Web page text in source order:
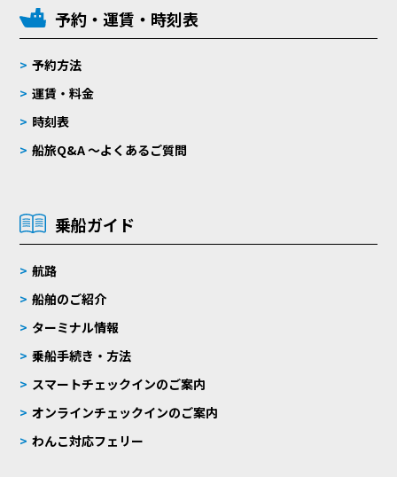
予約・運賃・時刻表
予約方法
運賃・料金
時刻表
船旅Q&A 〜よくあるご質問
乗船ガイド
航路
船舶のご紹介
ターミナル情報
乗船手続き・方法
スマートチェックインのご案内
オンラインチェックインのご案内
わんこ対応フェリー